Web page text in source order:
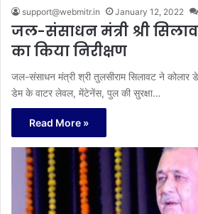
support@webmitr.in January 12, 2022
जल-संसाधन मंत्री श्री
का किया निरीक्षण
जल-संसाधन मंत्री श्री तुलसीराम सिलावट ने कोलार
डेम के वाटर लेवल, मेंटेनेंस, पुल की सुरक्षा…
Read More »